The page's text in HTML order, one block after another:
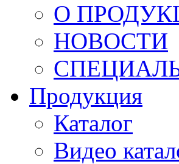
О
НОВОСТИ
Продукция
Каталог
Видео